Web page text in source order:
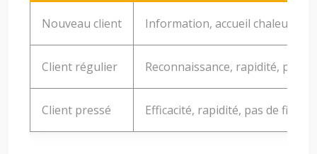
Nouveau client Information, accueil
Client régulier Reconnaissance, rapidité,
Client pressé Efficacité, rapidité, pas de